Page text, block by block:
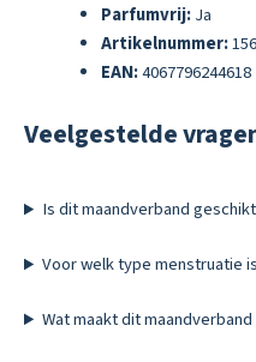
Parfumvrij:Ja
Artikelnummer:
EAN:4067796244618
Veelgestelde
Is dit maandverband
Voor welk type menstruatie
Wat maakt dit